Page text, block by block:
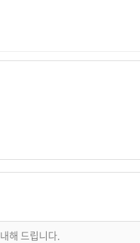
해 드립니다.